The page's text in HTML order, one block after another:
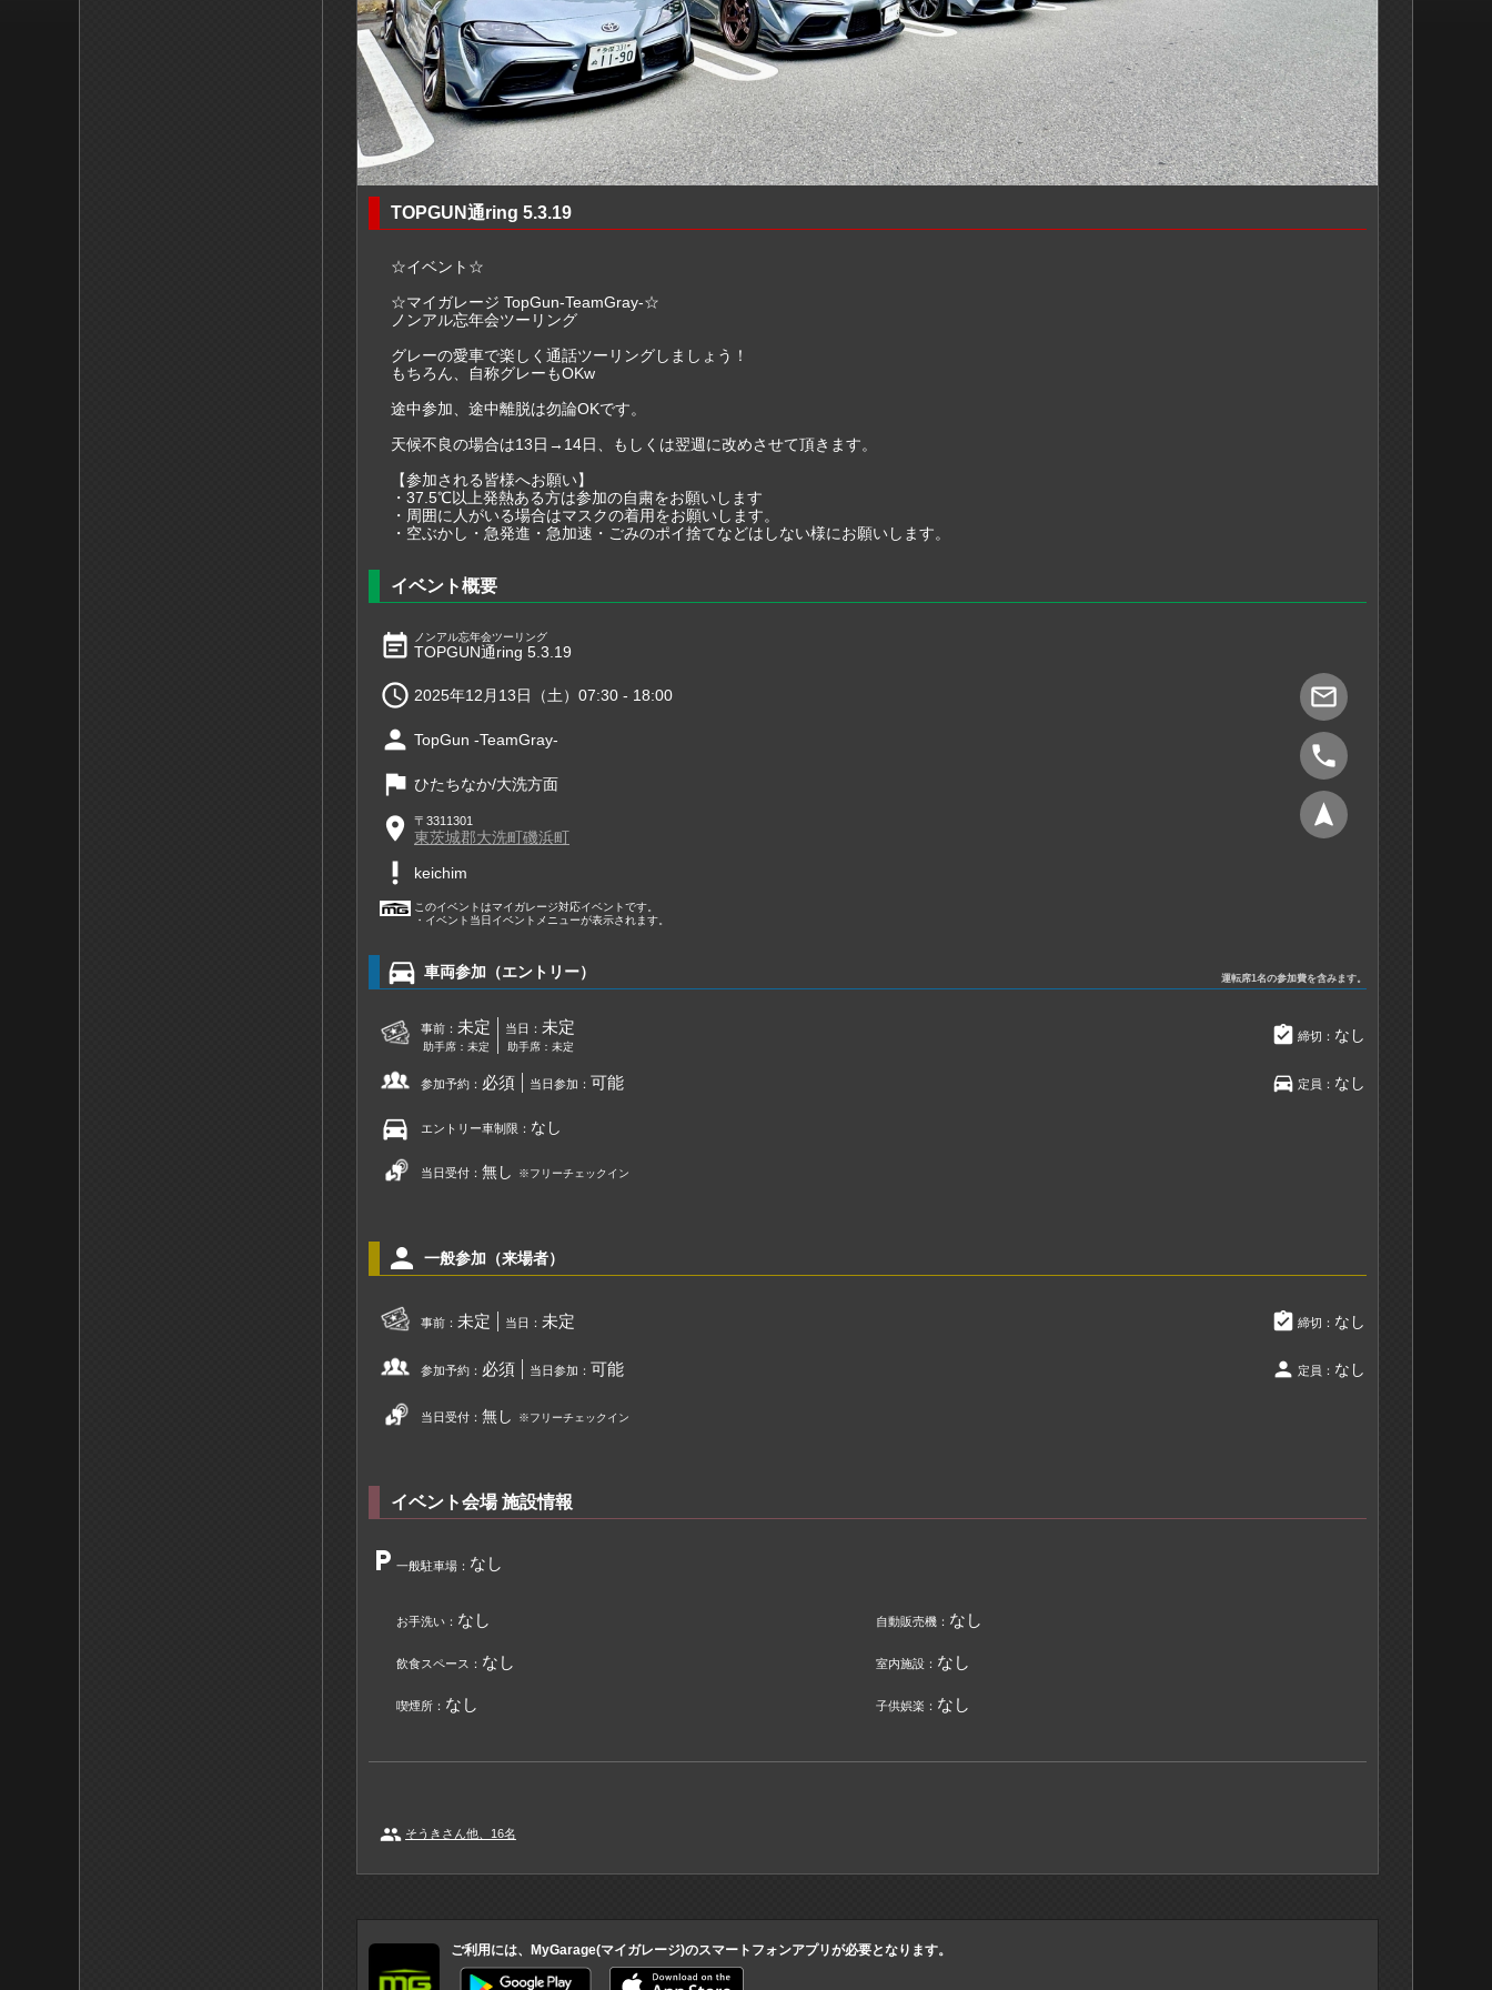
TOPGUN通ring 5.3.19
☆イベント☆
☆マイガレージ TopGun-TeamGray-☆
ノンアル忘年会ツーリング
グレーの愛車で楽しく通話ツーリングしましょう！
もちろん、自称グレーもOKw
途中参加、途中離脱は勿論OKです。
天候不良の場合は13日→14日、もしくは翌週に改めさせて頂きます。
【参加される皆様へお願い】
・37.5℃以上発熱ある方は参加の自粛をお願いします
・周囲に人がいる場合はマスクの着用をお願いします。
・空ぶかし・急発進・急加速・ごみのポイ捨てなどはしない様にお願いします。
イベント概要
event_note ノンアル忘年会ツーリング
TOPGUN通ring 5.3.19
 2025年12月13日（土）07:30 - 18:00
person TopGun -TeamGray-
flag ひたちなか/大洗方面
place 〒3311301
東茨城郡大洗町磯浜町
priority_high keichim
このイベントはマイガレージ対応イベントです。
・イベント当日イベントメニューが表示されます。
mail_outline
phone
navigation
directions_car 車両参加（エントリー） 運転席1名の参加費を含みます。
事前： 未定
助手席：未定
当日： 未定
助手席：未定 assignment_turned_in 締切： なし
参加予約： 必須 当日参加： 可能 directions_car 定員： なし
directions_car エントリー車制限： なし
当日受付： 無し ※フリーチェックイン
person 一般参加（来場者）
事前： 未定 当日： 未定 assignment_turned_in 締切： なし
参加予約： 必須 当日参加： 可能 person 定員： なし
当日受付： 無し ※フリーチェックイン
イベント会場 施設情報
local_parking 一般駐車場： なし
お手洗い： なし 自動販売機： なし
飲食スペース： なし 室内施設： なし
喫煙所： なし 子供娯楽： なし
people そうきさん他、16名
ご利用には、MyGarage(マイガレージ)のスマートフォンアプリが必要となります。